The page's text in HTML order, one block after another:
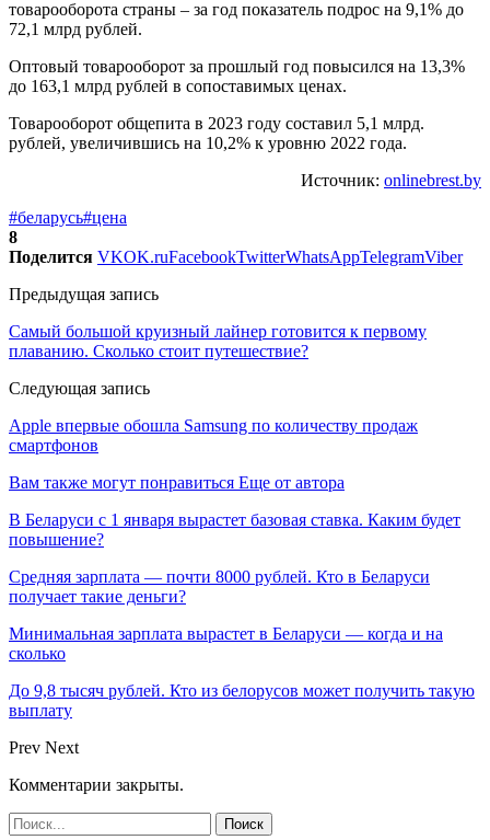
товарооборота страны – за год показатель подрос на 9,1% до
72,1 млрд рублей.
Оптовый товарооборот за прошлый год повысился на 13,3%
до 163,1 млрд рублей в сопоставимых ценах.
Товарооборот общепита в 2023 году составил 5,1 млрд.
рублей, увеличившись на 10,2% к уровню 2022 года.
Источник: onlinebrest.by
#беларусь#цена
8
Поделится VKOK.ruFacebookTwitterWhatsAppTelegramViber
Предыдущая запись
Самый большой круизный лайнер готовится к первому
плаванию. Сколько стоит путешествие?
Следующая запись
Apple впервые обошла Samsung по количеству продаж
смартфонов
Вам также могут понравиться Еще от автора
В Беларуси с 1 января вырастет базовая ставка. Каким будет
повышение?
Средняя зарплата — почти 8000 рублей. Кто в Беларуси
получает такие деньги?
Минимальная зарплата вырастет в Беларуси — когда и на
сколько
До 9,8 тысяч рублей. Кто из белорусов может получить такую
выплату
Prev Next
Комментарии закрыты.